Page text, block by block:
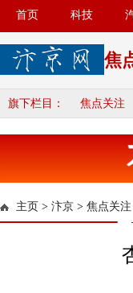
首页 科技
焦
旗下栏目： 焦点关注
主页 > 汴京 > 焦点关注